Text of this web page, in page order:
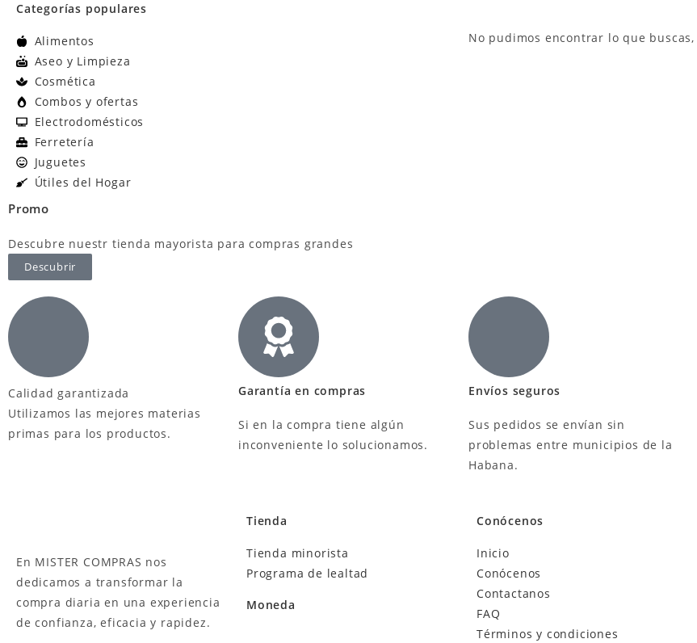
Categorías populares
Alimentos
Aseo y Limpieza
Cosmética
Combos y ofertas
Electrodomésticos
Ferretería
Juguetes
Útiles del Hogar
Promo
Descubre nuestr tienda mayorista para compras grandes
Descubrir
No pudimos encontrar lo que buscas,
Calidad garantizada
Utilizamos las mejores materias
primas para los productos.
Garantía en compras
Si en la compra tiene algún
inconveniente lo solucionamos.
Envíos seguros
Sus pedidos se envían sin
problemas entre municipios de la
Habana.
En MISTER COMPRAS nos
dedicamos a transformar la
compra diaria en una experiencia
de confianza, eficacia y rapidez.
Tienda
Tienda minorista
Programa de lealtad
Moneda
Conócenos
Inicio
Conócenos
Contactanos
FAQ
Términos y condiciones